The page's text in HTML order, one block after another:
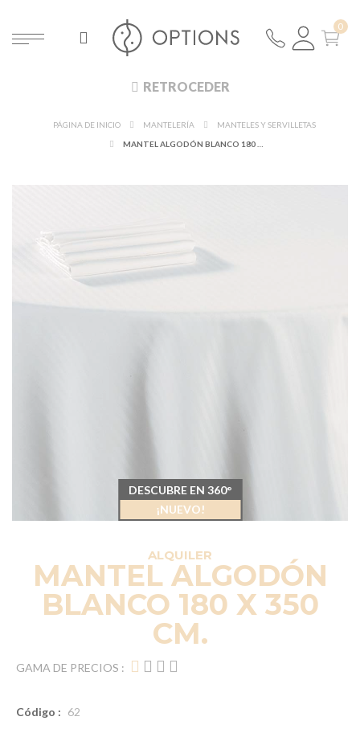
RETROCEDER
PÁGINA DE INICIO MANTELERÍA
MANTELES Y SERVILLETAS
ALQUILER
MANTEL ALGODÓN
BLANCO 180 X 350
CM.
GAMA DE PRECIOS :
Código : 62
DESCUBRE EN 360°
¡NUEVO!